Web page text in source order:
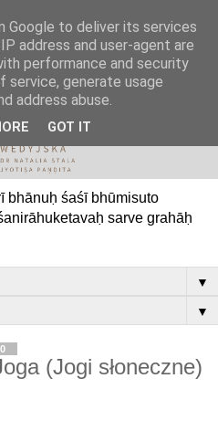
bhānuḥ śaśī bhūmisuto
sarve grahāḥ
▼
▼
(Jogi słoneczne)
Google to deliver its services
address and user-agent are
performance and security
generate usage
address abuse.
GOT IT